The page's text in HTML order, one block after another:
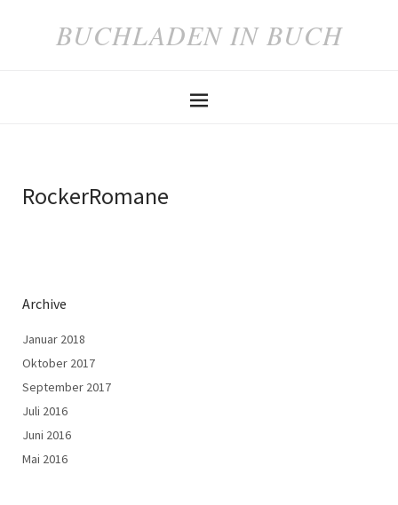
BUCHLADEN IN BUCH
RockerRomane
Archive
Januar 2018
Oktober 2017
September 2017
Juli 2016
Juni 2016
Mai 2016